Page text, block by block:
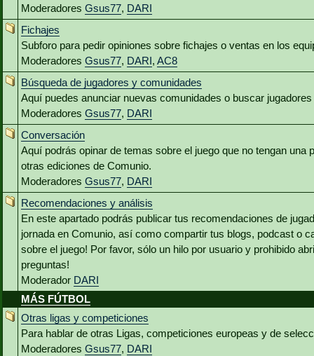
Moderadores Gsus77, DARI
Fichajes
Subforo para pedir opiniones sobre fichajes o ventas en los
Moderadores Gsus77, DARI, AC8
Búsqueda de jugadores y comunidades
Aquí puedes anunciar nuevas comunidades o buscar
Moderadores Gsus77, DARI
Conversación
Aquí podrás opinar de temas sobre el juego que no tengan una
otras ediciones de Comunio.
Moderadores Gsus77, DARI
Recomendaciones y análisis
En este apartado podrás publicar tus recomendaciones de
jornada en Comunio, así como compartir tus blogs, podcast o
sobre el juego! Por favor, sólo un hilo por usuario y prohibido
preguntas!
Moderador DARI
MÁS FÚTBOL
Otras ligas y competiciones
Para hablar de otras Ligas, competiciones europeas y de
Moderadores Gsus77, DARI